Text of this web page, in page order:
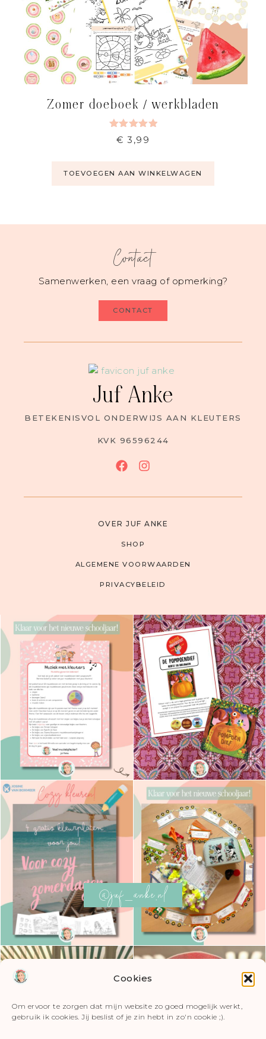
Cookies
Om ervoor te zorgen dat mijn website zo goed mogelijk werkt,
gebruik ik cookies. Jij beslist of je zin hebt in zo'n cookie ;).
Zomer doeboek / werkbladen
Gewaardeerd
5.00
€ 3,99
TOEVOEGEN AAN WINKELWAGEN
Contact
Samenwerken, een vraag of opmerking?
CONTACT
Juf Anke
BETEKENISVOL ONDERWIJS AAN KLEUTERS
KVK 96596244
OVER JUF ANKE
SHOP
ALGEMENE VOORWAARDEN
PRIVACYBELEID
@juf_anke.nl